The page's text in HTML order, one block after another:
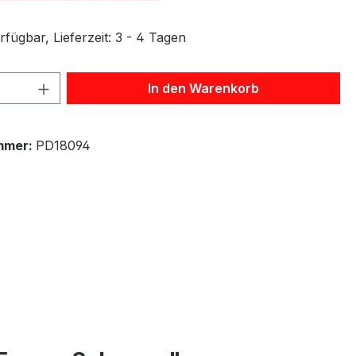
Lieferzeit: 3 - 4 Tagen
Anzahl: Gib den gewünschten Wert
In den Warenkorb
PD18094